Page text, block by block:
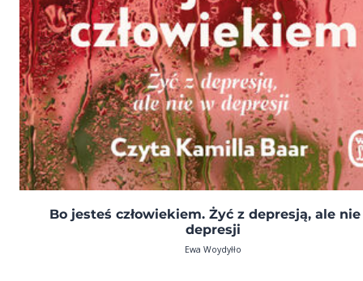
Bo jesteś człowiekiem. Żyć z depresją, ale
depresji
Ewa Woydyłło